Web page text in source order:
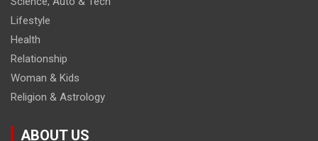
Lifestyle
Health
Relationship
Woman & Kids
Religion & Astrology
ABOUT US